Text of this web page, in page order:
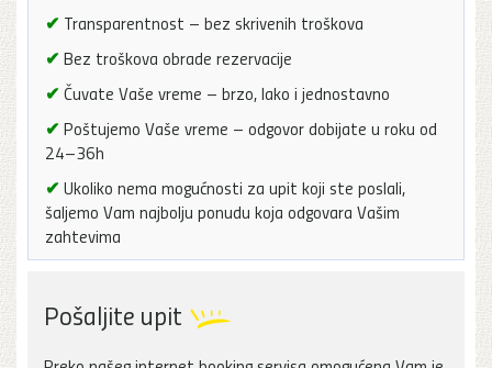
✔ Transparentnost – bez skrivenih troškova
✔ Bez troškova obrade rezervacije
✔ Čuvate Vaše vreme – brzo, lako i jednostavno
✔ Poštujemo Vaše vreme – odgovor dobijate u roku od
24–36h
✔ Ukoliko nema mogućnosti za upit koji ste poslali,
šaljemo Vam najbolju ponudu koja odgovara Vašim
zahtevima
Pošaljite upit